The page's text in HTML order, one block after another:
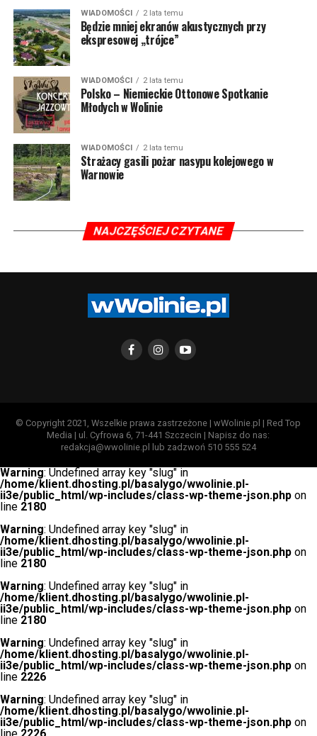
WIADOMOŚCI 2 lata temu
Będzie mniej ekranów akustycznych przy
ekspresowej „trójce”
WIADOMOŚCI 2 lata temu
Polsko – Niemieckie Ottonowe Spotkanie
Młodych w Wolinie
WIADOMOŚCI 2 lata temu
Strażacy gasili pożar nasypu kolejowego w
Warnowie
NAJCZĘŚCIEJ CZYTANE
© Copyright 2021, Wszelkie prawa zastrzeżone | wWolinie.pl | Red Top
Media | ul. Cyfrowa 6, 71-441 Szczecin | Napisz do nas:
redakcja@wwolinie.pl lub zadzwoń 510 555 524
Warning: Undefined array key "slug" in
/home/klient.dhosting.pl/basalygo/wwolinie.pl-
ii3e/public_html/wp-includes/class-wp-theme-json.php on
line 2180
Warning: Undefined array key "slug" in
/home/klient.dhosting.pl/basalygo/wwolinie.pl-
ii3e/public_html/wp-includes/class-wp-theme-json.php on
line 2180
Warning: Undefined array key "slug" in
/home/klient.dhosting.pl/basalygo/wwolinie.pl-
ii3e/public_html/wp-includes/class-wp-theme-json.php on
line 2180
Warning: Undefined array key "slug" in
/home/klient.dhosting.pl/basalygo/wwolinie.pl-
ii3e/public_html/wp-includes/class-wp-theme-json.php on
line 2226
Warning: Undefined array key "slug" in
/home/klient.dhosting.pl/basalygo/wwolinie.pl-
ii3e/public_html/wp-includes/class-wp-theme-json.php on
line 2226